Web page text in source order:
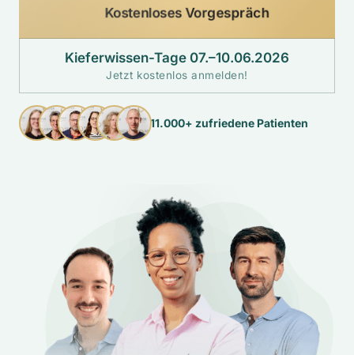
Kostenloses Vorgespräch
Kieferwissen-Tage 07.–10.06.2026
Jetzt kostenlos anmelden!
11.000+ zufriedene Patienten